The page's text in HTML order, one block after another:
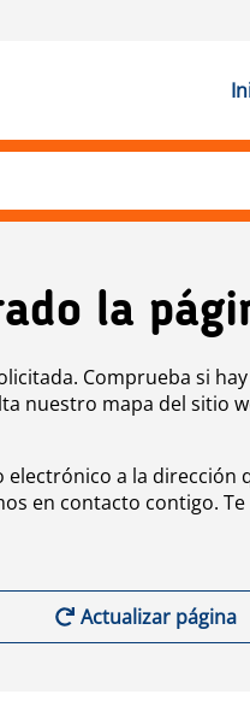
la
Comprueba si hay
nuestro mapa del sitio
electrónico a la dirección
en contacto contigo. Te
Actualizar página